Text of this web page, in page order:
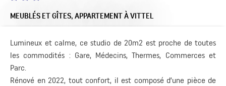
MEUBLÉS ET GÎTES, APPARTEMENTÀ VITTEL
Lumineux et calme, ce studio de 20m2 est proche de toutes
les commodités : Gare, Médecins, Thermes, Commerces et
Parc.
Rénové en 2022, tout confort, il est composé d’une pièce de